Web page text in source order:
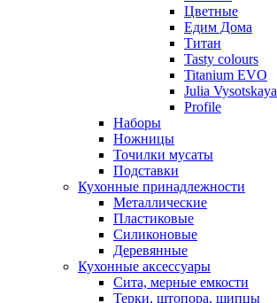
Цветные
Едим Дома
Титан
Tasty colours
Titanium EVO
Julia Vysotskaya
Profile
Наборы
Ножницы
Точилки мусаты
Подставки
Кухонные принадлежности
Металлические
Пластиковые
Силиконовые
Деревянные
Кухонные аксессуары
Сита, мерные емкости
Терки, штопора, щипцы